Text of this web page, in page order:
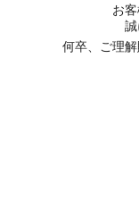
お
何卒、ご理